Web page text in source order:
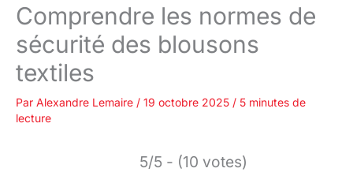
Comprendre les normes de
sécurité des blousons
textiles
Par Alexandre Lemaire / 19 octobre 2025 / 5 minutes de
lecture
5/5 - (10 votes)